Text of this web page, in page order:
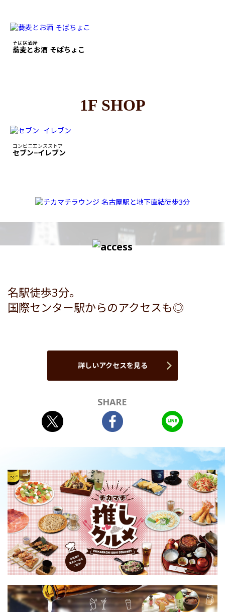
そば居酒屋
蕎麦とお酒 そばちょこ
1F SHOP
コンビニエンスストア
セブン−イレブン
名駅徒歩3分。
国際センター駅からのアクセスも◎
詳しいアクセスを見る
SHARE